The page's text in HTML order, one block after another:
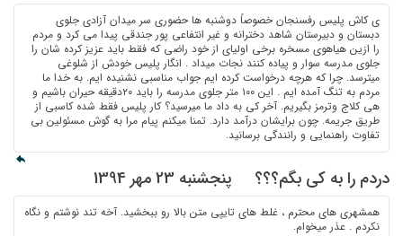
ی کاش پلیس رفسنجان خصوصاً دوشنبه ها حضوری سر میدان آزادی جلوی
دبستان و دبیرستان شاهد دخترانه و غیر انتفاعی پور جندقی پیدا می کرد و مردم
را ازین هیاهوی مسخره برخی اولیای از خود راضی که فقط باید عزیز کرده شان را
جلوی مدرسه سوار و پیاده کنند نجات میداد . انگار پلیس خودش از شلوغی
میترسد. چرا که هرچه درخواست کرده ایم جواب مناسبی نشنیده ایم. به خدا ما
مردم به تنگ آمده ایم . این ۱۰۰ متر جلوی مدرسه را باید ۲۰دقیقه حیران باشیم و
هی کلاج وترمز بگیریم. آخر کی به داد ما میرسید؟ کار پلیس فقط شده کاسبی از
طریق جریمه. چون برایشان درآمد دارد. تمنا میکنم پیام مرا به گوش مسئولین بی
تفاوت راهنمایی و رانندگی برسانید.
دردم را به کی بگم؟؟؟ پنجشنبه 23 مهر 1394
همشهری های محترم ، غلط های تایپی متن بالا رو ببخشید. آخه تند نوشتم و نگاه
نکردم . عذر میخوام.